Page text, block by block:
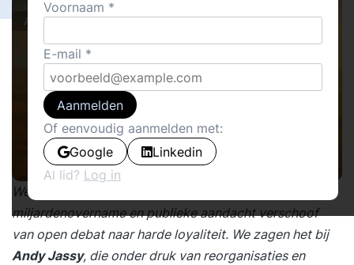
Actueel
We zagen het bij
miljardenovername en publieke aandacht verschoof
van open debat naar harde loyaliteit. We zagen het bij
Andy Jassy, die onder druk van reorganisaties en
Voornaam
E-mail
Aanmelden
Of eenvoudig aanmelden met:
Google
Linkedin
Al lid? Log in